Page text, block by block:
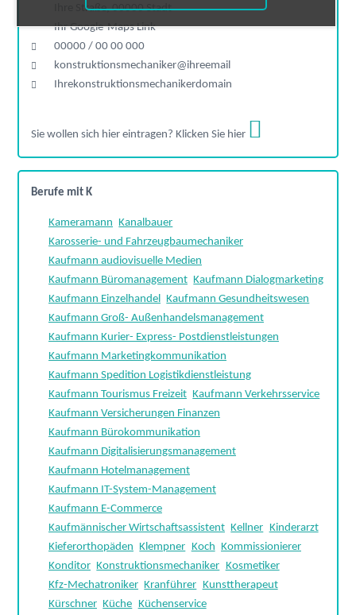
Ihre Straße, 00000 Stadt
Ihr Google-Maps Link
00000 / 00 00 000
konstruktionsmechaniker@ihreemail
Ihrekonstruktionsmechanikerdomain
Sie wollen sich hier eintragen? Klicken Sie hier
Berufe mit K
Kameramann Kanalbauer
Karosserie- und Fahrzeugbaumechaniker
Kaufmann audiovisuelle Medien
Kaufmann Büromanagement Kaufmann Dialogmarketing
Kaufmann Einzelhandel Kaufmann Gesundheitswesen
Kaufmann Groß- Außenhandelsmanagement
Kaufmann Kurier- Express- Postdienstleistungen
Kaufmann Marketingkommunikation
Kaufmann Spedition Logistikdienstleistung
Kaufmann Tourismus Freizeit Kaufmann Verkehrsservice
Kaufmann Versicherungen Finanzen
Kaufmann Bürokommunikation
Kaufmann Digitalisierungsmanagement
Kaufmann Hotelmanagement
Kaufmann IT-System-Management
Kaufmann E-Commerce
Kaufmännischer Wirtschaftsassistent Kellner Kinderarzt
Kieferorthopäden Klempner Koch Kommissionierer
Konditor Konstruktionsmechaniker Kosmetiker
Kfz-Mechatroniker Kranführer Kunsttherapeut
Kürschner Küche Küchenservice